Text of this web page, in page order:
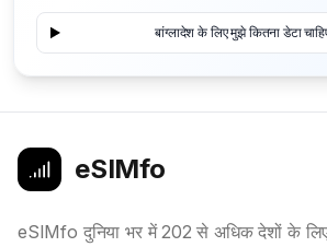
बांग्लादेश के लिए मुझे कितना डेटा
eSIMfo
eSIMfo दुनिया भर में 202 से अधिक देशों के